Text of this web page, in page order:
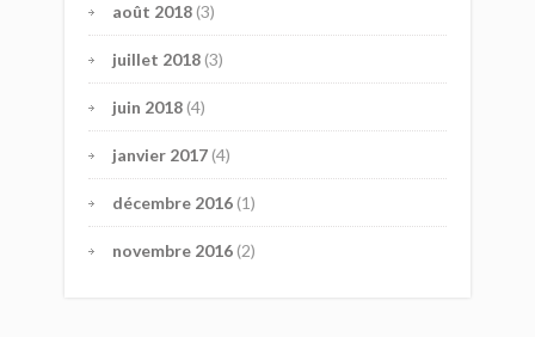
août 2018 (3)
juillet 2018 (3)
juin 2018 (4)
janvier 2017 (4)
décembre 2016 (1)
novembre 2016 (2)